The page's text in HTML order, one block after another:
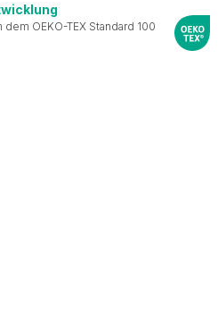
OEKO-TEX Standard 100
anbieten zu
unserer
Informationen
der